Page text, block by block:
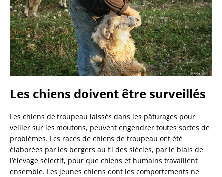
Les chiens doivent être surveillés
Les chiens de troupeau laissés dans les pâturages pour
veiller sur les moutons, peuvent engendrer toutes sortes de
problèmes. Les races de chiens de troupeau ont été
élaborées par les bergers au fil des siècles, par le biais de
l’élevage sélectif, pour que chiens et humains travaillent
ensemble. Les jeunes chiens dont les comportements ne